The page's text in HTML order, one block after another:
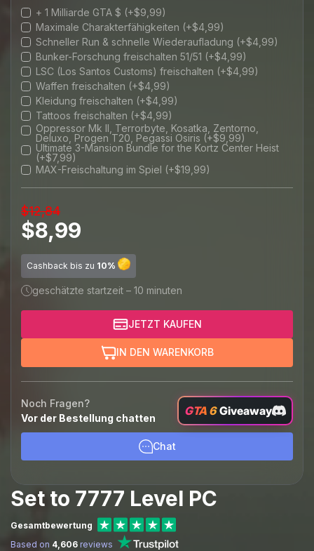
+ 1 Milliarde GTA $ (+$9,99)
Maximale Charakterfähigkeiten (+$4,99)
Schneller Run & schnelle Wiederaufladung (+$4,99)
Bunker-Forschung freischalten 51/51 (+$4,99)
LSC (Los Santos Customs) freischalten (+$4,99)
Waffen freischalten (+$4,99)
Kleidung freischalten (+$4,99)
Tattoos freischalten (+$4,99)
Oppressor Mk II, Terrorbyte, Kosatka, Zentorno,
Deluxo, Progen T20, Pegassi Osiris (+$9,99)
Ultimate 3-Mansion Bundle for the Kortz Center Heist
(+$7,99)
MAX-Freischaltung im Spiel (+$19,99)
$12,84
$8,99
Cashback bis zu 10%
geschätzte startzeit – 10 minuten
JETZT KAUFEN
IN DEN WARENKORB
Noch Fragen?
Vor der Bestellung chatten
GTA 6 Giveaway
Chat
Set to 7777 Level PC
Gesamtbewertung
Based on 4,606 reviews